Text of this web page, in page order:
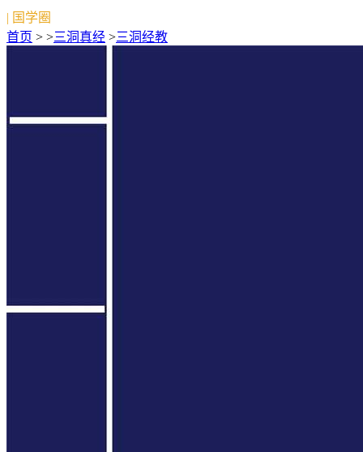
| 国学圈
首页 > >三洞真经 >三洞经教